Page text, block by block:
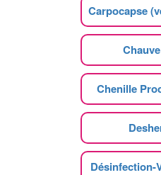
Carpocapse
Chenille
Désinfection-